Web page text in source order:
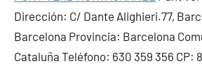
Dirección: C/ Dante Alighieri.77,
Barcelona Provincia: Barcelona
Cataluña Teléfono: 630 359 356 CP: